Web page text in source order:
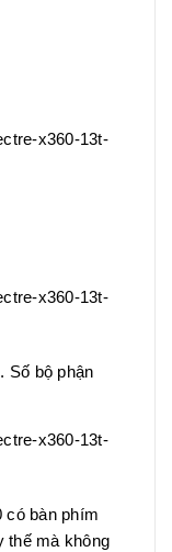
Số bộ phận
có bàn phím
thế mà không